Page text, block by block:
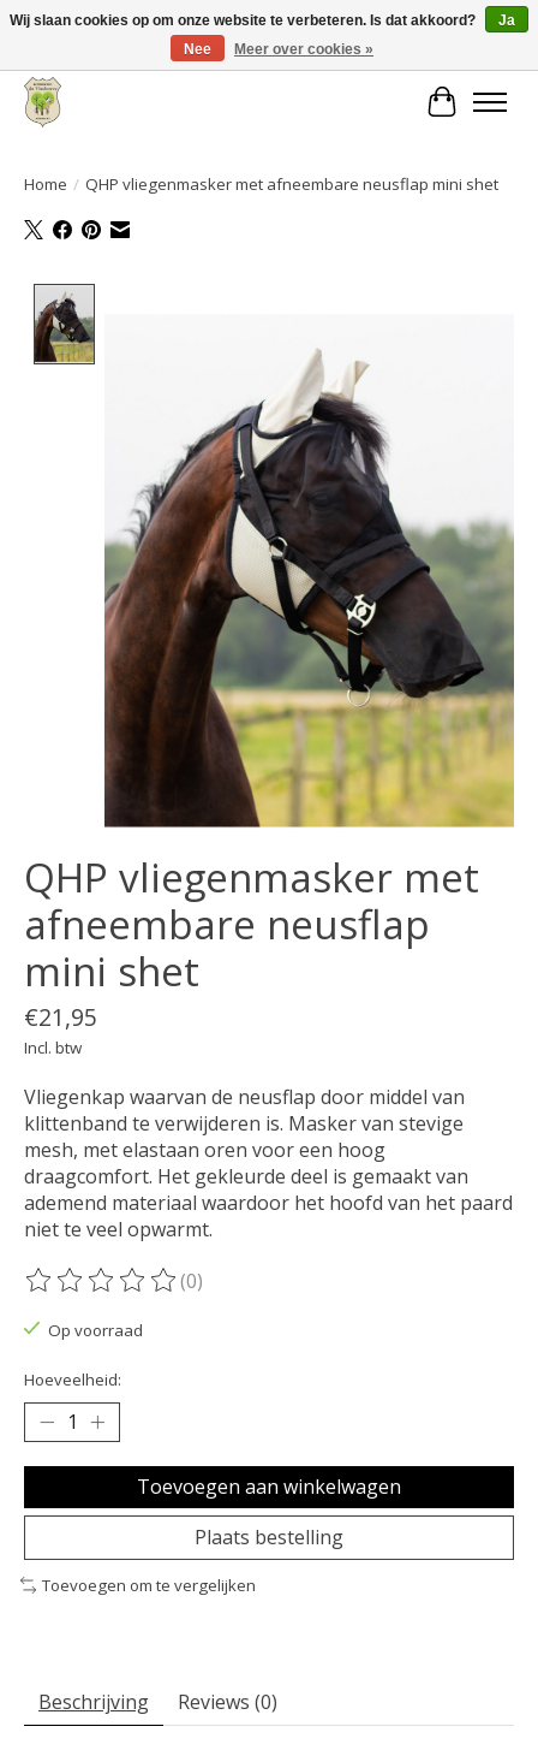
Grote keuze aan producten en snelle verzending!
Home / QHP vliegenmasker met afneembare neusflap mini shet
QHP vliegenmasker met
afneembare neusflap
mini shet
€21,95
Incl. btw
Vliegenkap waarvan de neusflap door middel van
klittenband te verwijderen is. Masker van stevige
mesh, met elastaan oren voor een hoog
draagcomfort. Het gekleurde deel is gemaakt van
ademend materiaal waardoor het hoofd van het paard
niet te veel opwarmt.
De beoordeling van dit product is
(0)
Op voorraad
Hoeveelheid:
Toevoegen aan winkelwagen
Plaats bestelling
Toevoegen om te vergelijken
Beschrijving Reviews (0)
Wij slaan cookies op om onze website te verbeteren. Is dat akkoord?
Ja
Nee
Meer over cookies »